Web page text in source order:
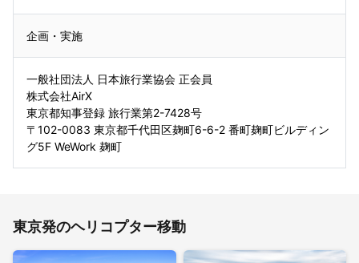
企画・実施
一般社団法人 日本旅行業協会 正会員
株式会社AirX
東京都知事登録 旅行業第2-7428号
〒102-0083 東京都千代田区麹町6-6-2 番町麹町ビルディン
グ5F WeWork 麹町
東京発のヘリコプター移動